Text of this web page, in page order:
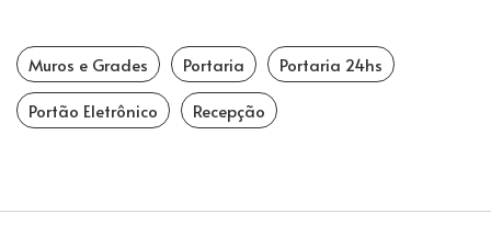
Muros e Grades Portaria
Portaria 24hs
Portão Eletrônico
Recepção